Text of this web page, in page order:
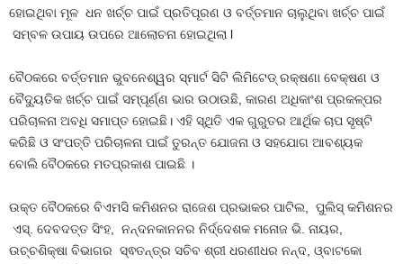
ହୋଇଥିବା ମୂଳ ଧନ ଖର୍ଚ୍ଚ ପାଇଁ ପ୍ରତିପୂରଣ ଓ ବର୍ତ୍ତମାନ ଚାଲୁଥିବା ଖର୍ଚ୍ଚ ପାଇଁ
ସମ୍ବଳ ଉପାୟ ଉପରେ ଆଲୋଚନା ହୋଇଥିଲା l
ବୈଠକରେ ବର୍ତ୍ତମାନ ଭୁବନେଶ୍ୱର ସ୍ମାର୍ଟ ସିଟି ଲିମିଟେଡ୍ ରକ୍ଷଣା ବେକ୍ଷଣ ଓ
ବୈଦ୍ୟୁତିକ ଖର୍ଚ୍ଚ ପାଇଁ ସମ୍ପୂର୍ଣ୍ଣ ଭାର ଉଠାଉଛି, କାରଣ ଅଧିକାଂଶ ପ୍ରକଳ୍ପର
ପରିଚାଳନା ଅବଧି ସମାପ୍ତ ହୋଇଛି। ଏହି ସ୍ଥିତି ଏକ ଗୁରୁତର ଆର୍ଥିକ ଚାପ ସୃଷ୍ଟି
କରିଛି ଓ ସଂପତ୍ତି ପରିଚାଳନା ପାଇଁ ତୁରନ୍ତ ଯୋଜନା ଓ ସହଯୋଗ ଆବଶ୍ୟକ
ବୋଲି ବୈଠକରେ ମତପ୍ରକାଶ ପାଇଛି ।
ଉକ୍ତ ବୈଠକରେ ବିଏମସି କମିଶନର ରାଜେଶ ପ୍ରଭାକର ପାଟିଲ, ପୁଲିସ୍‍ କମିଶନର
ଏସ୍. ଦେବଦତ୍ତ ସିଂହ, ନନ୍ଦନକାନନର ନିର୍ଦ୍ଦେଶକ ମନୋଜ ଭି. ନାୟର,
ଉଚ୍ଚଶିକ୍ଷା ବିଭାଗର ସ୍ଵତନ୍ତ୍ର ସଚିବ ଶ୍ରୀ ଧରଣୀଧର ନନ୍ଦ, ଓ୍ବାଟକୋ